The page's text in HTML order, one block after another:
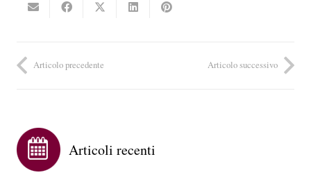
Articolo precedente Articolo successivo
Articoli recenti